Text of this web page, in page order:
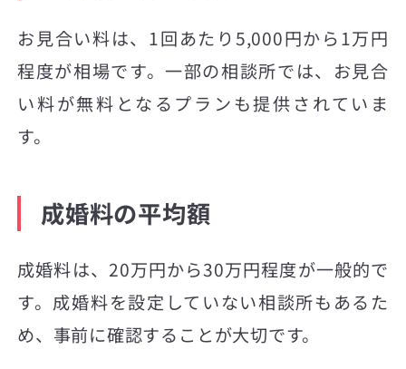
お見合い料は、1回あたり5,000円から1万円
程度が相場です。一部の相談所では、お見合
い料が無料となるプランも提供されていま
す。
成婚料の平均額
成婚料は、20万円から30万円程度が一般的で
す。成婚料を設定していない相談所もあるた
め、事前に確認することが大切です。